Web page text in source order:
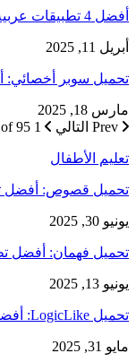
أفضل 4 تطبيقات عربية للاستماع للكتب العربية والأجنبية…
أبريل 11, 2025
تحميل سوبر
مارس 18, 2025
التالي 1 of 95
تعليم الأطفال
تحميل قصوص: أفضل
يونيو 30, 2025
تحميل فهمان: أفضل
يونيو 13, 2025
تحميل LogicLike: أفضل تطبيق تعليمي للأطفال من 3 سنين فما…
مايو 31, 2025